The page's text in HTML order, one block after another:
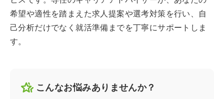
希望や適性を踏まえた求人提案や選考対策を行い、自
己分析だけでなく就活準備までを丁寧にサポートしま
す。
こんなお悩みありませんか？